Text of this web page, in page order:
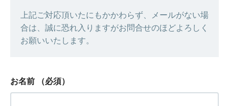
上記ご対応頂いたにもかかわらず、メールがない場
合は、誠に恐れ入りますがお問合せのほどよろしく
お願いいたします。
お名前 （必須）